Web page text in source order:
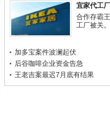
宜家代工
合作存霸
工厂被关。
加多宝案件波澜起伏
后谷咖啡企业资金告急
王老吉案最迟7月底有结果